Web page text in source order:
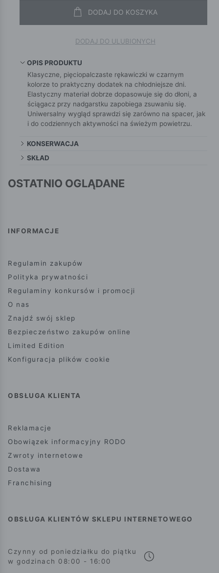
DODAJ DO KOSZYKA
DODAJ DO ULUBIONYCH
OPIS PRODUKTU
Klasyczne, pięciopalczaste rękawiczki w czarnym
kolorze to praktyczny dodatek na chłodniejsze dni.
Elastyczny materiał dobrze dopasowuje się do dłoni, a
ściągacz przy nadgarstku zapobiega zsuwaniu się.
Uniwersalny wygląd sprawdzi się zarówno na spacer, jak
i do codziennych aktywności na świeżym powietrzu.
KONSERWACJA
SKŁAD
OSTATNIO OGLĄDANE
INFORMACJE
Regulamin zakupów
Polityka prywatności
Regulaminy konkursów i promocji
O nas
Znajdź swój sklep
Bezpieczeństwo zakupów online
Limited Edition
Konfiguracja plików cookie
OBSŁUGA KLIENTA
Reklamacje
Obowiązek informacyjny RODO
Zwroty internetowe
Dostawa
Franchising
OBSŁUGA KLIENTÓW SKLEPU INTERNETOWEGO
Czynny od poniedziałku do piątku
w godzinach 08:00 - 16:00